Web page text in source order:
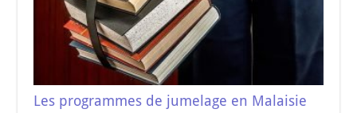
Les programmes de jumelage en Malaisie